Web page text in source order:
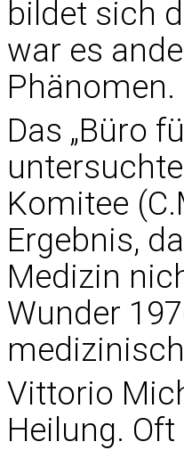
bildet sich
war es
Phänomen.
Das „Büro
Komitee
Ergebnis,
Medizin
Wunder
Vittorio
Heilung.